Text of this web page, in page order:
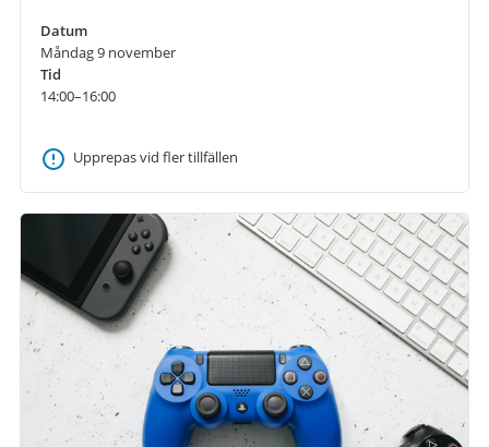
Datum
Måndag 9 november
Tid
14:00–16:00
Upprepas vid fler tillfällen